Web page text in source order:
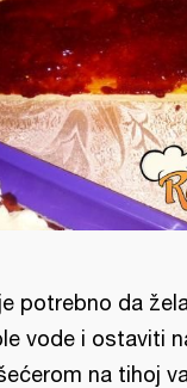
potrebno da
vode i ostaviti
na tihoj